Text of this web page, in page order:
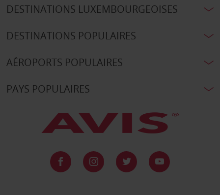
DESTINATIONS LUXEMBOURGEOISES
DESTINATIONS POPULAIRES
AÉROPORTS POPULAIRES
PAYS POPULAIRES